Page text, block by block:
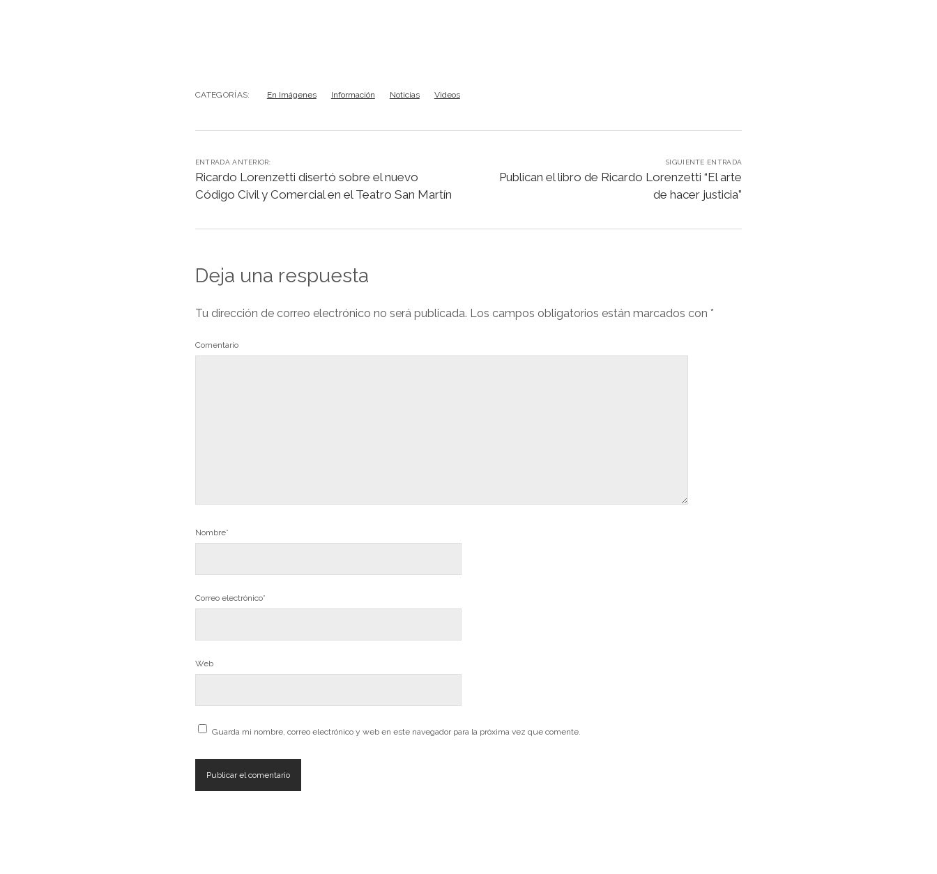
CATEGORÍAS: En Imágenes Información Noticias Videos
ENTRADA ANTERIOR:
Ricardo Lorenzetti disertó sobre el nuevo
Código Civil y Comercial en el Teatro San Martín
SIGUIENTE ENTRADA
Publican el libro de Ricardo Lorenzetti “El arte
de hacer justicia”
Deja una respuesta
Tu dirección de correo electrónico no será publicada. Los campos obligatorios están marcados con *
Comentario
Nombre*
Correo electrónico*
Web
Guarda mi nombre, correo electrónico y web en este navegador para la próxima vez que comente.